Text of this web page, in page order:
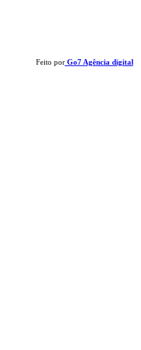
Feito porGo7 Agência digital